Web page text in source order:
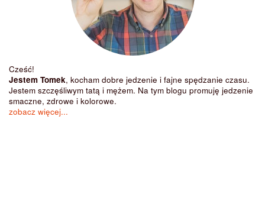
Cześć!
Jestem Tomek, kocham dobre jedzenie i fajne spędzanie czasu.
Jestem szczęśliwym tatą i mężem. Na tym blogu promuję jedzenie
smaczne, zdrowe i kolorowe.
zobacz więcej...